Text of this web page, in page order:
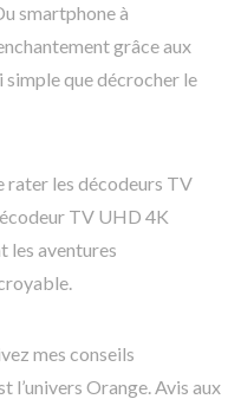
smartphone à
grâce aux
simple que décrocher le
rater les décodeurs TV
TV UHD 4K
les aventures
mes conseils
l’univers Orange. Avis aux